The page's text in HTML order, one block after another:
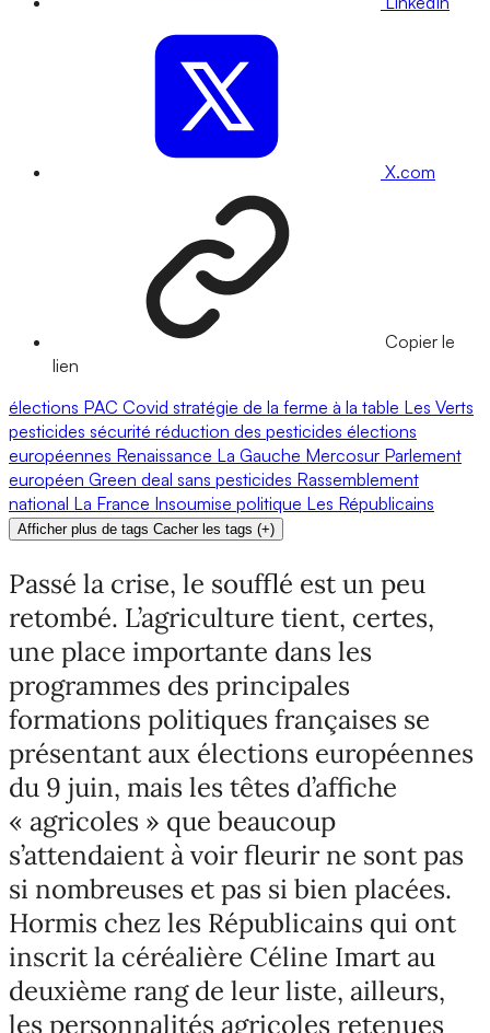
X.com
Copier le
lien
élections PAC Covid stratégie de la ferme à la table Les Verts
pesticides sécurité réduction des pesticides élections
européennes Renaissance La Gauche Mercosur Parlement
européen Green deal sans pesticides Rassemblement
national La France Insoumise politique Les Républicains
Afficher plus de tags Cacher les tags (+)
Passé la crise, le soufflé est un peu
retombé. L’agriculture tient, certes,
une place importante dans les
programmes des principales
formations politiques françaises se
présentant aux élections européennes
du 9 juin, mais les têtes d’affiche
« agricoles » que beaucoup
s’attendaient à voir fleurir ne sont pas
si nombreuses et pas si bien placées.
Hormis chez les Républicains qui ont
inscrit la céréalière Céline Imart au
deuxième rang de leur liste, ailleurs,
les personnalités agricoles retenues